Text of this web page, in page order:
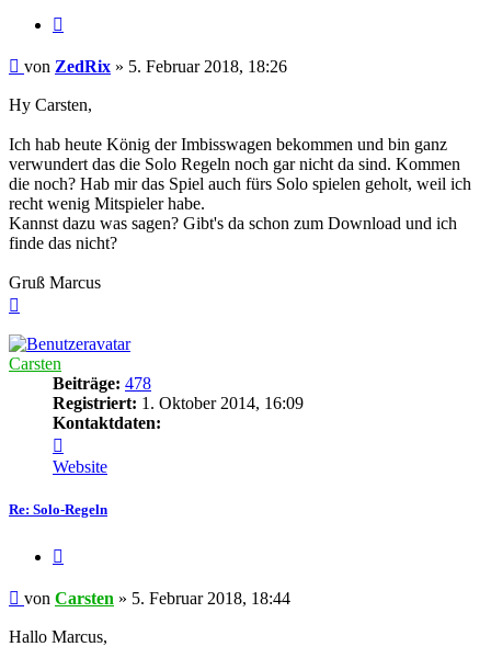
Beitrag
von ZedRix » 5. Februar 2018, 18:26
Hy Carsten,
Ich hab heute König der Imbisswagen bekommen und bin ganz
verwundert das die Solo Regeln noch gar nicht da sind. Kommen
die noch? Hab mir das Spiel auch fürs Solo spielen geholt, weil ich
recht wenig Mitspieler habe.
Kannst dazu was sagen? Gibt's da schon zum Download und ich
finde das nicht?
Gruß Marcus
Carsten
Beiträge: 478
Registriert: 1. Oktober 2014, 16:09
Kontaktdaten:
von
Carsten
Website
Re: Solo-Regeln
Beitrag
von Carsten » 5. Februar 2018, 18:44
Hallo Marcus,